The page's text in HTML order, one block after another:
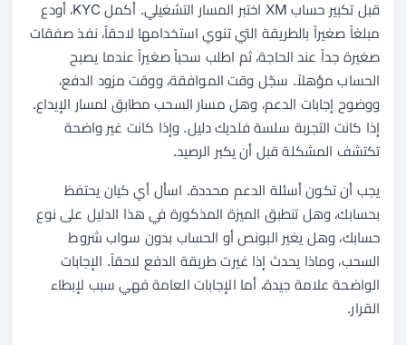
قبل تكبير حساب XM اختبر المسار التشغيلي. أكمل KYC، أودع
مبلغاً صغيراً بالطريقة التي تنوي استخدامها لاحقاً، نفذ صفقات
صغيرة جداً عند الحاجة، ثم اطلب سحباً صغيراً عندما يصبح
الحساب مؤهلاً. سجّل وقت الموافقة، ووقت مزود الدفع،
ووضوح إجابات الدعم، وهل مسار السحب مطابق لمسار الإيداع.
إذا كانت التجربة سلسة فلديك دليل. وإذا كانت غير واضحة
تكتشف المشكلة قبل أن يكبر الرصيد.
يجب أن تكون أسئلة الدعم محددة. اسأل أي كيان يحتفظ
بحسابك، وهل تنطبق الميزة المذكورة في هذا الدليل على نوع
حسابك، وهل يغير البونص أو الحساب بدون سواب شروط
السحب، وماذا يحدث إذا غيرت طريقة الدفع لاحقاً. الإجابات
الواضحة علامة جيدة، أما الإجابات العامة فهي سبب لإبطاء
القرار.